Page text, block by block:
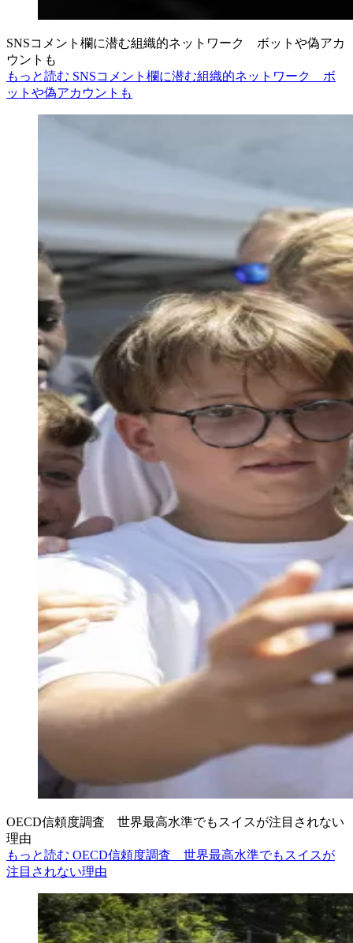
SNSコメント欄に潜む組織的ネットワーク ボットや偽アカ
ウントも
もっと読む SNSコメント欄に潜む組織的ネットワーク ボ
ットや偽アカウントも
OECD信頼度調査 世界最高水準でもスイスが注目されない
理由
もっと読む OECD信頼度調査 世界最高水準でもスイスが
注目されない理由